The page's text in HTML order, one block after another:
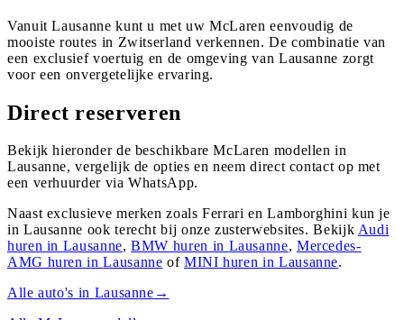
Vanuit Lausanne kunt u met uw McLaren eenvoudig de
mooiste routes in Zwitserland verkennen. De combinatie van
een exclusief voertuig en de omgeving van Lausanne zorgt
voor een onvergetelijke ervaring.
Direct reserveren
Bekijk hieronder de beschikbare McLaren modellen in
Lausanne, vergelijk de opties en neem direct contact op met
een verhuurder via WhatsApp.
Naast exclusieve merken zoals Ferrari en Lamborghini kun je
in Lausanne ook terecht bij onze zusterwebsites. Bekijk Audi
huren in Lausanne,BMW huren in Lausanne, Mercedes-
AMG huren inLausanne ofMINI huren in Lausanne.
Alle auto's in Lausanne →